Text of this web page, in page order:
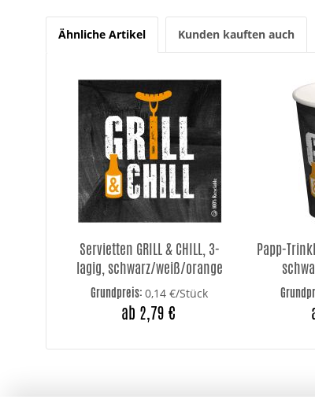
Ähnliche Artikel Kunden kauften auch
Servietten GRILL & CHILL, 3-
lagig, schwarz/weiß/orange
Grundpreis: 0,14 €/Stück
ab 2,79 €
Papp-